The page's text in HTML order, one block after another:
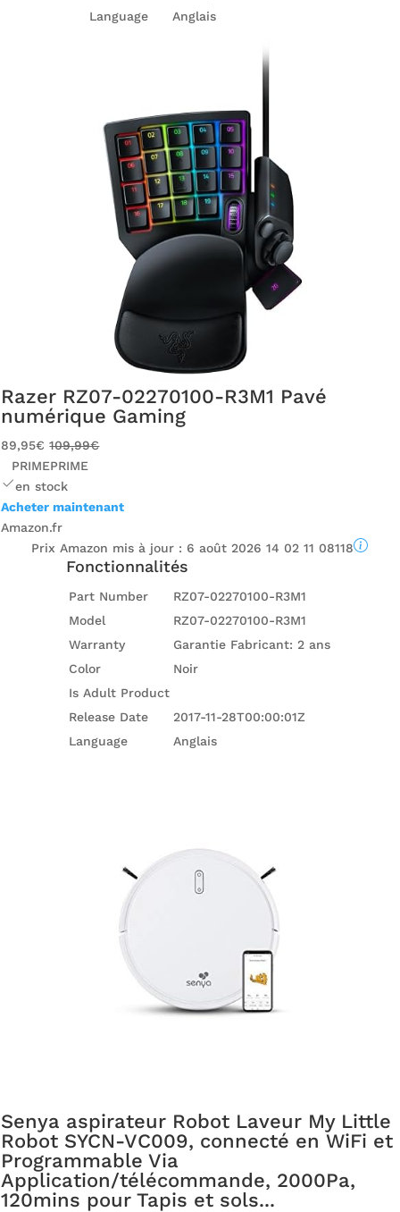
Language
Anglais
Razer RZ07-02270100-R3M1 Pavé
numérique Gaming
89,95€109,99€
PRIMEPRIME
en stock
Acheter maintenant
Amazon.fr
Prix ​​Amazon mis à jour : 6 août 2026 14 02 11 08118
Fonctionnalités
Part Number
RZ07-02270100-R3M1
Model
RZ07-02270100-R3M1
Warranty
Garantie Fabricant: 2 ans
Color
Noir
Is Adult Product
Release Date
2017-11-28T00:00:01Z
Language
Anglais
Senya aspirateur Robot Laveur My Little
Robot SYCN-VC009, connecté en WiFi et
Programmable Via
Application/télécommande, 2000Pa,
120mins pour Tapis et sols...